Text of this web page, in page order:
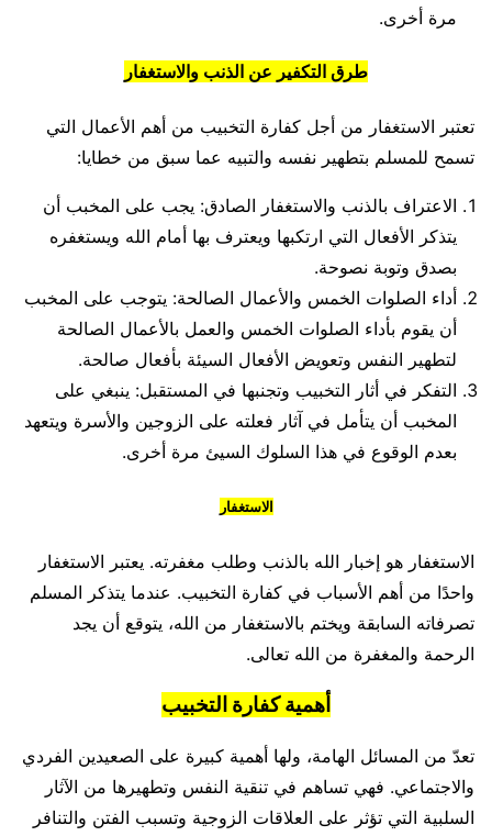
مرة أخرى.
طرق التكفير عن الذنب والاستغفار
تعتبر الاستغفار من أجل كفارة التخبيب من أهم الأعمال التي
تسمح للمسلم بتطهير نفسه والتبيه عما سبق من خطايا:
الاعتراف بالذنب والاستغفار الصادق: يجب على المخبب أن
يتذكر الأفعال التي ارتكبها ويعترف بها أمام الله ويستغفره
بصدق وتوبة نصوحة.
أداء الصلوات الخمس والأعمال الصالحة: يتوجب على المخبب
أن يقوم بأداء الصلوات الخمس والعمل بالأعمال الصالحة
لتطهير النفس وتعويض الأفعال السيئة بأفعال صالحة.
التفكر في أثار التخبيب وتجنبها في المستقبل: ينبغي على
المخبب أن يتأمل في آثار فعلته على الزوجين والأسرة ويتعهد
بعدم الوقوع في هذا السلوك السيئ مرة أخرى.
الاستغفار
الاستغفار هو إخبار الله بالذنب وطلب مغفرته. يعتبر الاستغفار
واحدًا من أهم الأسباب في كفارة التخبيب. عندما يتذكر المسلم
تصرفاته السابقة ويختم بالاستغفار من الله، يتوقع أن يجد
الرحمة والمغفرة من الله تعالى.
أهمية كفارة التخبيب
تعدّ من المسائل الهامة، ولها أهمية كبيرة على الصعيدين الفردي
والاجتماعي. فهي تساهم في تنقية النفس وتطهيرها من الآثار
السلبية التي تؤثر على العلاقات الزوجية وتسبب الفتن والتنافر